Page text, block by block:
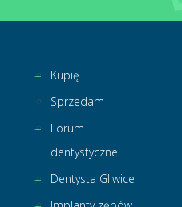
Kupię
Sprzedam
Forum
dentystyczne
Dentysta Gliwice